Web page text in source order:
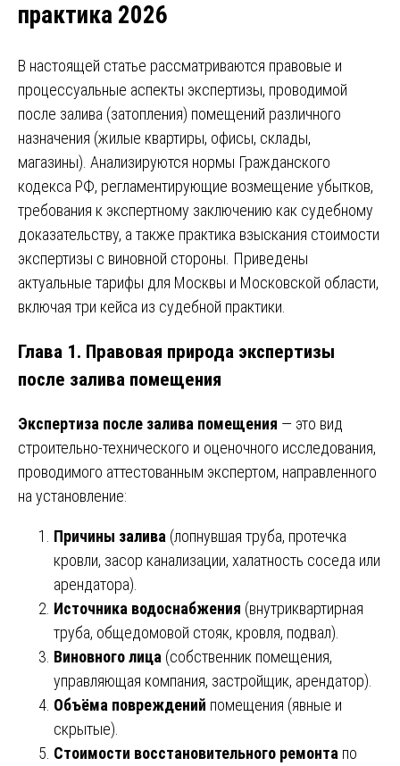
практика 2026
В настоящей статье рассматриваются правовые и
процессуальные аспекты экспертизы, проводимой
после залива (затопления) помещений различного
назначения (жилые квартиры, офисы, склады,
магазины). Анализируются нормы Гражданского
кодекса РФ, регламентирующие возмещение убытков,
требования к экспертному заключению как судебному
доказательству, а также практика взыскания стоимости
экспертизы с виновной стороны. Приведены
актуальные тарифы для Москвы и Московской области,
включая три кейса из судебной практики.
Глава 1. Правовая природа экспертизы
после залива помещения
Экспертиза после залива помещения — это вид
строительно-технического и оценочного исследования,
проводимого аттестованным экспертом, направленного
на установление:
Причины залива (лопнувшая труба, протечка
кровли, засор канализации, халатность соседа или
арендатора).
Источника водоснабжения (внутриквартирная
труба, общедомовой стояк, кровля, подвал).
Виновного лица (собственник помещения,
управляющая компания, застройщик, арендатор).
Объёма повреждений помещения (явные и
скрытые).
Стоимости восстановительного ремонта по